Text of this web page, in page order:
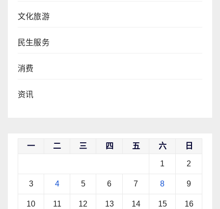
文化旅游
民生服务
消费
资讯
一 二 三 四 五 六 日
1 2
3 4 5 6 7 8 9
10 11 12 13 14 15 16